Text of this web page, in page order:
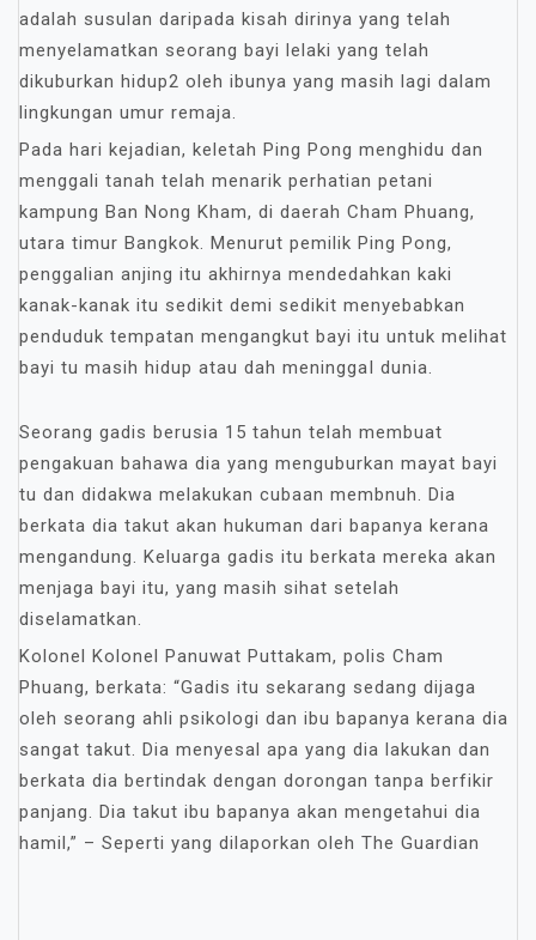
adalah susulan daripada kisah dirinya yang telah
menyelamatkan seorang bayi lelaki yang telah
dikuburkan hidup2 oleh ibunya yang masih lagi dalam
lingkungan umur remaja.
Pada hari kejadian, keletah Ping Pong menghidu dan
menggali tanah telah menarik perhatian petani
kampung Ban Nong Kham, di daerah Cham Phuang,
utara timur Bangkok. Menurut pemilik Ping Pong,
penggalian anjing itu akhirnya mendedahkan kaki
kanak-kanak itu sedikit demi sedikit menyebabkan
penduduk tempatan mengangkut bayi itu untuk melihat
bayi tu masih hidup atau dah meninggaI dunia.
Seorang gadis berusia 15 tahun telah membuat
pengakuan bahawa dia yang menguburkan mayat bayi
tu dan didakwa melakukan cubaan membnuh. Dia
berkata dia takut akan hukuman dari bapanya kerana
mengandung. Keluarga gadis itu berkata mereka akan
menjaga bayi itu, yang masih sihat setelah
diselamatkan.
Kolonel Kolonel Panuwat Puttakam, polis Cham
Phuang, berkata: “Gadis itu sekarang sedang dijaga
oleh seorang ahli psikologi dan ibu bapanya kerana dia
sangat takut. Dia menyesal apa yang dia lakukan dan
berkata dia bertindak dengan dorongan tanpa berfikir
panjang. Dia takut ibu bapanya akan mengetahui dia
hamil,” – Seperti yang dilaporkan oleh The Guardian